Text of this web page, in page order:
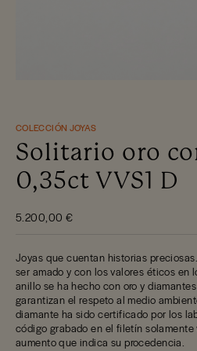
COLECCIÓN JOYAS
Solitario oro
0,35ct VVS1 D
5.200,00 €
Joyas que cuentan historias
ser amado y con los valores éticos en
anillo se ha hecho con oro y
garantizan el respeto al medio
diamante ha sido certificado por los
código grabado en el filetín
aumento que indica su procedencia.